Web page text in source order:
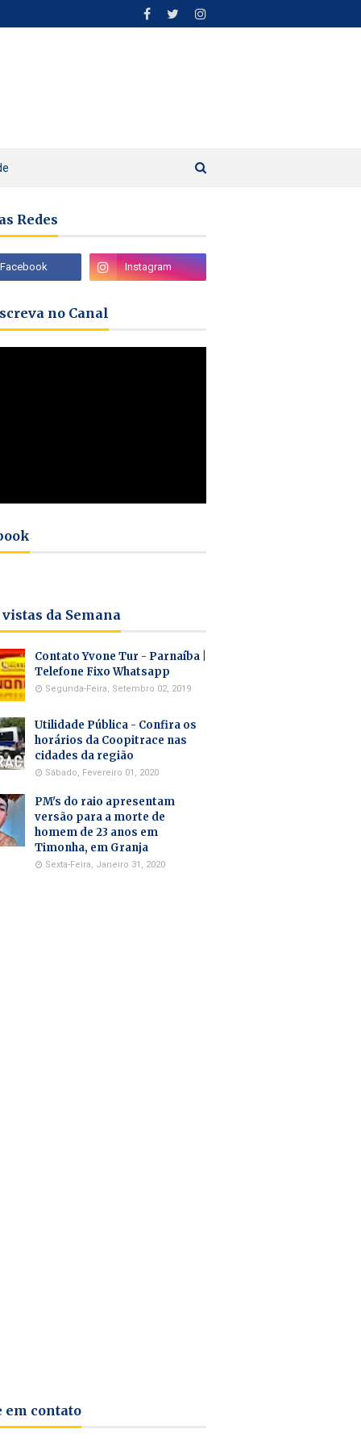
Redes
no Canal
da Semana
Contato Yvone Tur - Parnaíba |
Telefone Fixo Whatsapp
Segunda-Feira, Setembro 02, 2019
Utilidade Pública - Confira os
horários da Coopitrace nas
cidades da região
Sábado, Fevereiro 01, 2020
PM's do raio apresentam
versão para a morte de
homem de 23 anos em
Timonha, em Granja
Sexta-Feira, Janeiro 31, 2020
em contato